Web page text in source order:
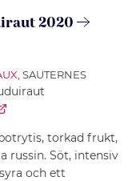
2020
, SAUTERNES
torkad frukt,
russin. Söt, intensiv
och ett